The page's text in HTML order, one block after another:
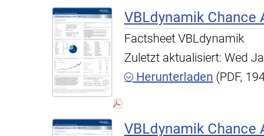
VBLdynamik Chance
Factsheet VBLdynamik
Zuletzt aktualisiert: Wed
Herunterladen (PDF,
VBLdynamik Chance